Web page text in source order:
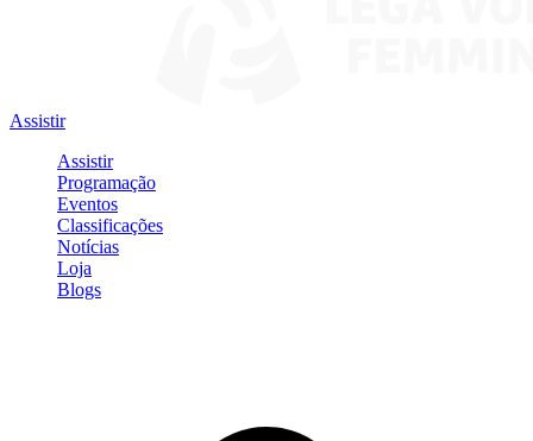
Assistir
Assistir
Programação
Eventos
Classificações
Notícias
Loja
Blogs